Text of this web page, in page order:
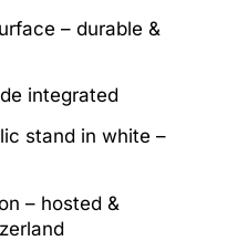
– durable &
integrated
stand in white –
– hosted &